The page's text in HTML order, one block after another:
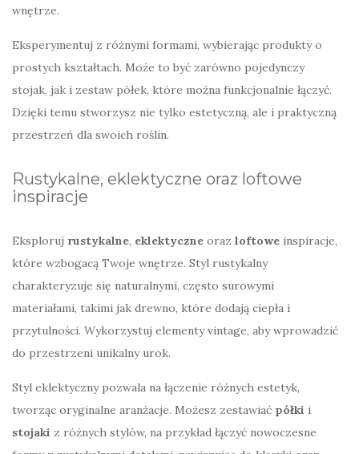
wnętrze.
Eksperymentuj z różnymi formami, wybierając produkty o
prostych kształtach. Może to być zarówno pojedynczy
stojak, jak i zestaw półek, które można funkcjonalnie łączyć.
Dzięki temu stworzysz nie tylko estetyczną, ale i praktyczną
przestrzeń dla swoich roślin.
Rustykalne, eklektyczne oraz loftowe
inspiracje
Eksploruj rustykalne, eklektyczne oraz loftowe inspiracje,
które wzbogacą Twoje wnętrze. Styl rustykalny
charakteryzuje się naturalnymi, często surowymi
materiałami, takimi jak drewno, które dodają ciepła i
przytulności. Wykorzystuj elementy vintage, aby wprowadzić
do przestrzeni unikalny urok.
Styl eklektyczny pozwala na łączenie różnych estetyk,
tworząc oryginalne aranżacje. Możesz zestawiać półki i
stojaki z różnych stylów, na przykład łączyć nowoczesne